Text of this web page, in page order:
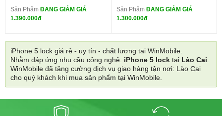
Sản Phẩm ĐANG GIẢM GIÁ
1.390.000đ
Sản Phẩm ĐANG GIẢM GIÁ
1.300.000đ
iPhone 5 lock giá rẻ - uy tín - chất lượng tại WinMobile.
Nhằm đáp ứng nhu cầu công nghệ: iPhone 5 lock tại Lào Cai.
WinMobile đã tăng cường dịch vụ giao hàng tận nơi: Lào Cai
cho quý khách khi mua sản phẩm tại WinMobile.